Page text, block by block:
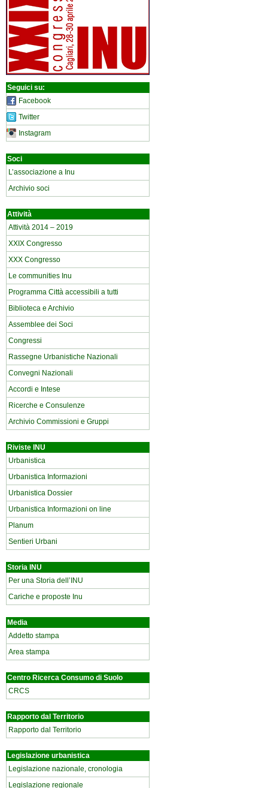
Seguici su:
Facebook
Twitter
Instagram
Soci
L’associazione a Inu
Archivio soci
Attività
Attività 2014 – 2019
XXIX Congresso
XXX Congresso
Le communities Inu
Programma Città accessibili a tutti
Biblioteca e Archivio
Assemblee dei Soci
Congressi
Rassegne Urbanistiche Nazionali
Convegni Nazionali
Accordi e Intese
Ricerche e Consulenze
Archivio Commissioni e Gruppi
Riviste INU
Urbanistica
Urbanistica Informazioni
Urbanistica Dossier
Urbanistica Informazioni on line
Planum
Sentieri Urbani
Storia INU
Per una Storia dell’INU
Cariche e proposte Inu
Media
Addetto stampa
Area stampa
Centro Ricerca Consumo di Suolo
CRCS
Rapporto dal Territorio
Rapporto dal Territorio
Legislazione urbanistica
Legislazione nazionale, cronologia
Legislazione regionale